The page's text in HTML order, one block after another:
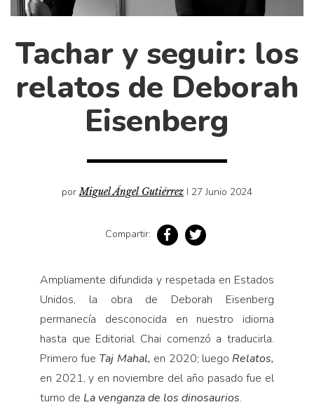
Cómics
Cultura
Diccionario portátil de la literatura chilena
Historia material de los libros
Libros usados
Literatura
Medioambiente
Narrativas visuales
Pensamiento
Pensamiento ilustrado
Tachar y seguir: los
relatos de Deborah
Eisenberg
porMiguel Ángel Gutiérrez I 27 Junio 2024
Compartir:
Ampliamente difundida y respetada en Estados
Unidos, la obra de Deborah Eisenberg
permanecía desconocida en nuestro idioma
hasta que Editorial Chai comenzó a traducirla.
Primero fue Taj Mahal, en 2020; luego Relatos,
en 2021, y en noviembre del año pasado fue el
turno de La venganza de los dinosaurios.